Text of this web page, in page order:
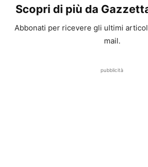
Scopri di più da
Abbonati per ricevere gli ultimi
mail.
pubblicità